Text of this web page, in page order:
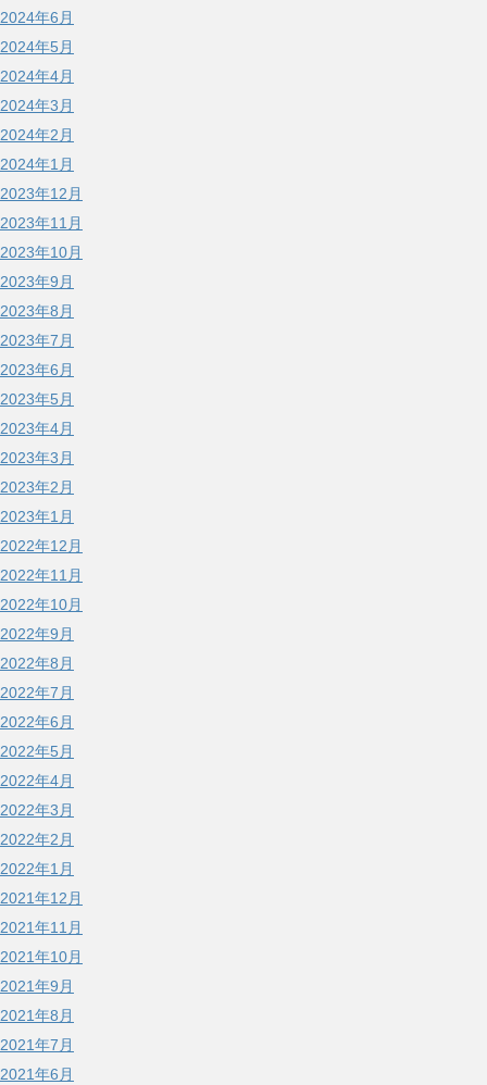
2024年6月
2024年5月
2024年4月
2024年3月
2024年2月
2024年1月
2023年12月
2023年11月
2023年10月
2023年9月
2023年8月
2023年7月
2023年6月
2023年5月
2023年4月
2023年3月
2023年2月
2023年1月
2022年12月
2022年11月
2022年10月
2022年9月
2022年8月
2022年7月
2022年6月
2022年5月
2022年4月
2022年3月
2022年2月
2022年1月
2021年12月
2021年11月
2021年10月
2021年9月
2021年8月
2021年7月
2021年6月